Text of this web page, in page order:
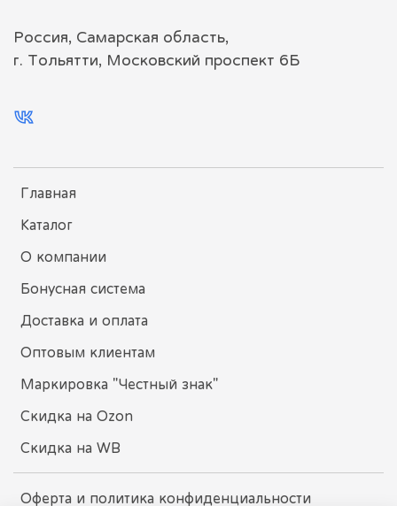
Главная
Каталог
О компании
Бонусная система
Доставка и оплата
Оптовым клиентам
Маркировка "Честный знак"
Скидка на Ozon
Скидка на WB
Оферта и политика конфиденциальности
Россия, Самарская область,
г. Тольятти, Московский проспект 6Б